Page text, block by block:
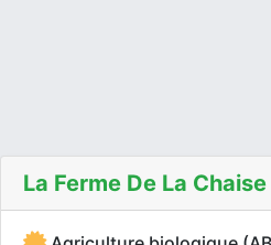
La Ferme De La Chaise